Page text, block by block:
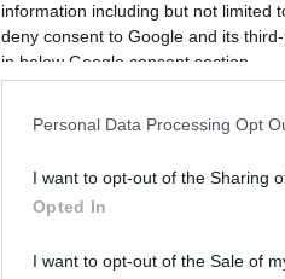
information including but not limited
deny consent to Google and its
in below Google consent section.
Personal Data Processing Opt
I want to opt-out of the Sharing
Opted In
I want to opt-out of the Sale of